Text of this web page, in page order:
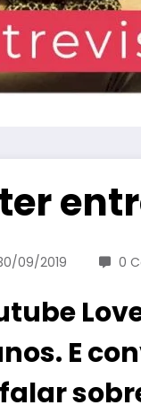
09/2019 0
E